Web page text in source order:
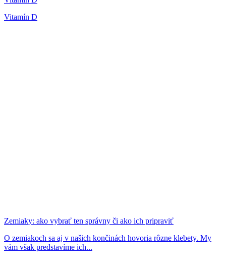
Vitamín D
Zemiaky: ako vybrať ten správny či ako ich pripraviť
O zemiakoch sa aj v našich končinách hovoria rôzne klebety. My
vám však predstavíme ich...